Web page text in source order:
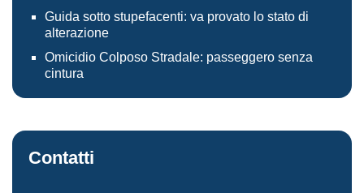
Guida sotto stupefacenti: va provato lo stato di
alterazione
Omicidio Colposo Stradale: passeggero senza
cintura
Contatti